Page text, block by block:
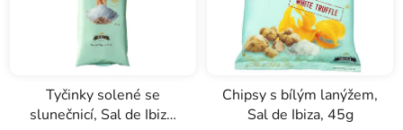
Tyčinky solené se
slunečnicí, Sal de Ibiza,
Chipsy s bílým lanýžem,
Sal de Ibiza, 45g